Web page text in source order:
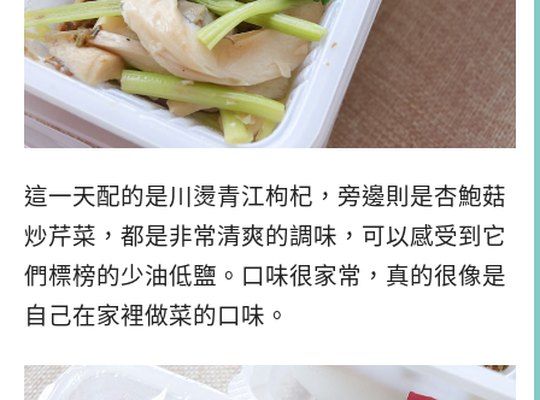
這一天配的是川燙青江枸杞， 旁邊則是杏鮑菇
炒芹菜，都是非常清爽的調味，可以感受到它
們標榜的少油低鹽。口味很家常，真的很像是
自己在家裡做菜的口味。